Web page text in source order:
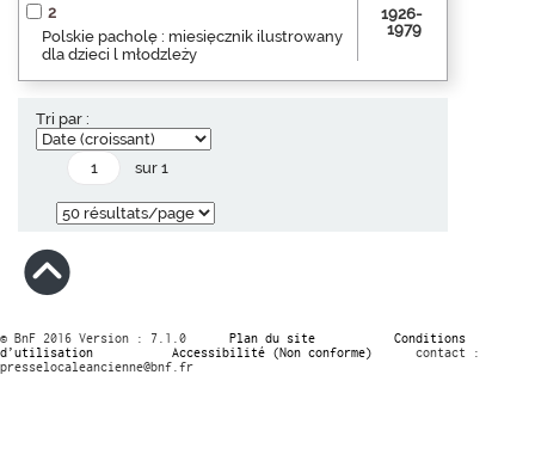
2
Polskie pacholę : miesięcznik ilustrowany
dla dzieci l młodzleży
1926-
1979
Tri par :
sur 1
© BnF 2016 Version : 7.1.0 Plan du site
Conditions
d’utilisation
Accessibilité (Non conforme)
contact :
presselocaleancienne@bnf.fr